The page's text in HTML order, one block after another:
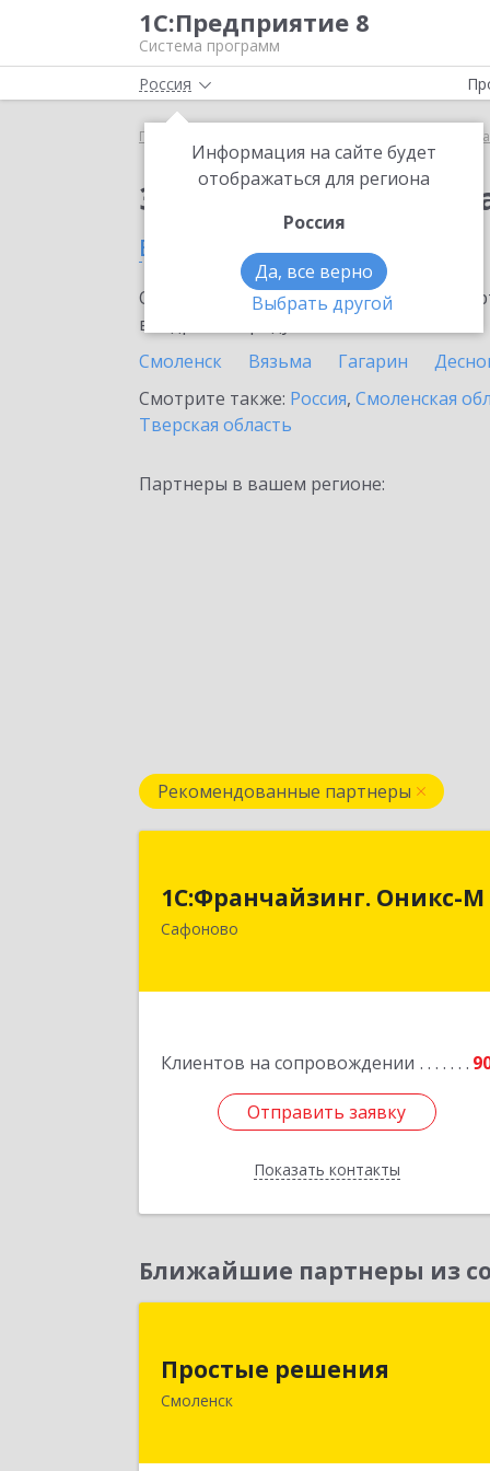
1С:Предприятие 8
Система программ
Россия
Информация на сайте будет
отображаться для региона
Россия
Да, все верно
Выбрать другой
Главная Премиальная
Заказать
в Сафоново
Ознакомьтесь с информационными
внедрение продукта.
Смоленск
Вязьма Гагарин
Смотрите также: Россия, Смоленская
Тверская область
Партнеры в вашем регионе:
Рекомендованные партнеры
1С:Франчайзинг. Оникс-М
Сафоново
Клиентов на сопровождении
Отправить заявку
Показать контакты
215500, Смоленская обл, Сафоновский
р-н, Сафоново г, Революционная ул,
Отправить заявку
Назад
Ближайшие партнеры из
Простые решения
Смоленск
214015, Смоленская обл, Смоленск г,
Большая Краснофлотская ул, дом №